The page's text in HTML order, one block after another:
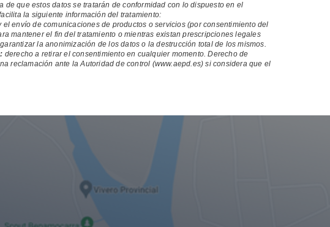
que estos datos se tratarán de conformidad con lo dispuesto en el
la siguiente información del tratamiento:
envío de comunicaciones de productos o servicios (por consentimiento del
mantener el fin del tratamiento o mientras existan prescripciones legales
la anonimización de los datos o la destrucción total de los mismos.
derecho a retirar el consentimiento en cualquier momento. Derecho de
reclamación ante la Autoridad de control (www.aepd.es) si considera que el